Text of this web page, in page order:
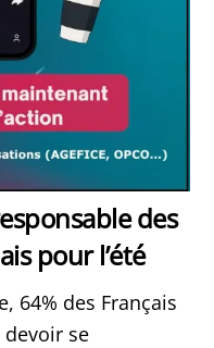
des
pour l’été
64% des Français
se